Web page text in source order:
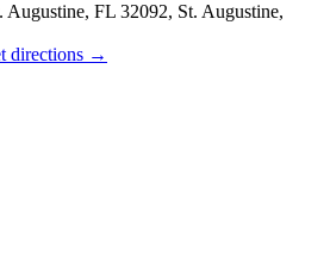
Augustine, FL 32092, St. Augustine,
directions →